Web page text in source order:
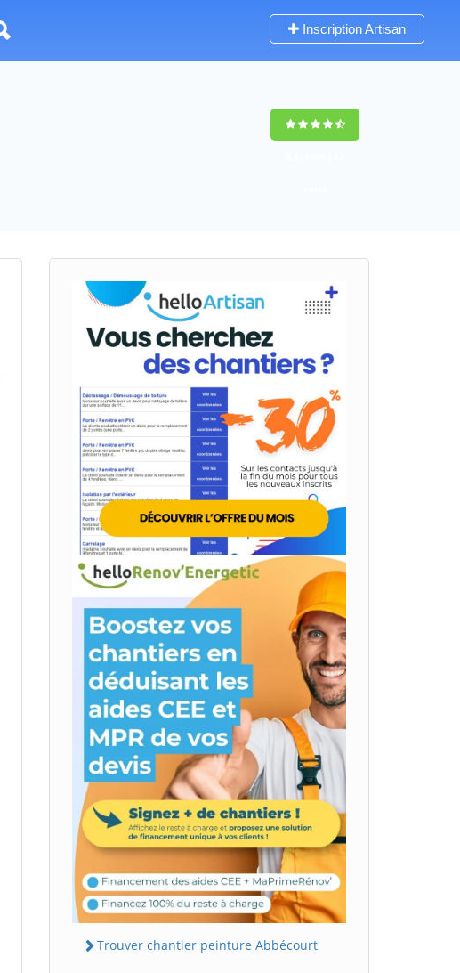
Inscription Artisan
Trouver chantier peinture Abbécourt